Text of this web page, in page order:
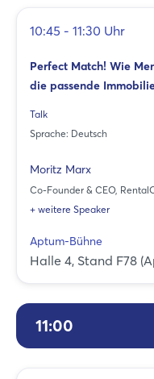
10:45 - 11:30 Uhr
Perfect Match! Wie
die passende
Talk
Sprache: Deutsch
Moritz Marx
Co-Founder & CEO,
+ weitere Speaker
Aptum-Bühne
Halle 4, Stand F78
11:00